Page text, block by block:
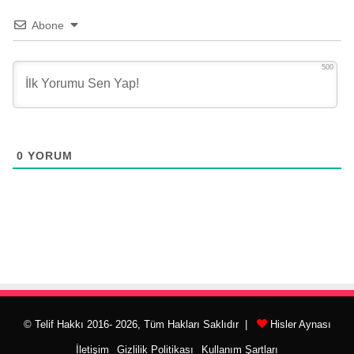
Abone
500
0 YORUM
© Telif Hakkı 2016- 2026, Tüm Hakları Saklıdır | Hisler Aynası
İletişim Gizlilik Politikası Kullanım Şartları